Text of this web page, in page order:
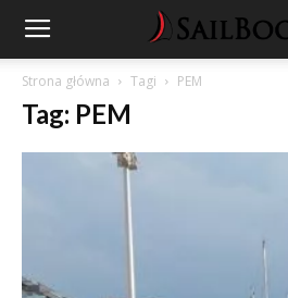
Strona główna Tagi PEM
Tag: PEM